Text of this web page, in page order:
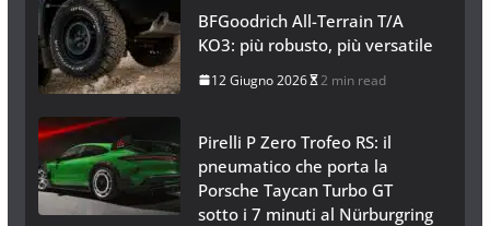
BFGoodrich All-Terrain T/A
KO3: più robusto, più versatile
12 Giugno 2026 2 min read
Pirelli P Zero Trofeo RS: il
pneumatico che porta la
Porsche Taycan Turbo GT
sotto i 7 minuti al Nürburgring